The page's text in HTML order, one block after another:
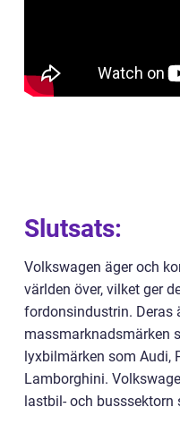
Slutsats:
Volkswagen äger och
världen över, vilket ger
fordonsindustrin. Deras
massmarknadsmärken
lyxbilmärken som Audi,
Lamborghini.
lastbil- och busssektorn